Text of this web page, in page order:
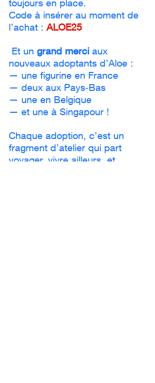
toujours en place.
Code à insérer au moment de
l’achat : ALOE25
Et un grand merci aux
nouveaux adoptants d’Aloe :
— une figurine en France
— deux aux Pays‑Bas
— une en Belgique
— et une à Singapour !
Chaque adoption, c’est un
fragment d’atelier qui part
voyager, vivre ailleurs, et